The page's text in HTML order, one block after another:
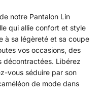
notre Pantalon Lin
qui allie confort et style
à sa légèreté et sa coupe
vos occasions, des
décontractées. Libérez
vous séduire par son
de mode dans